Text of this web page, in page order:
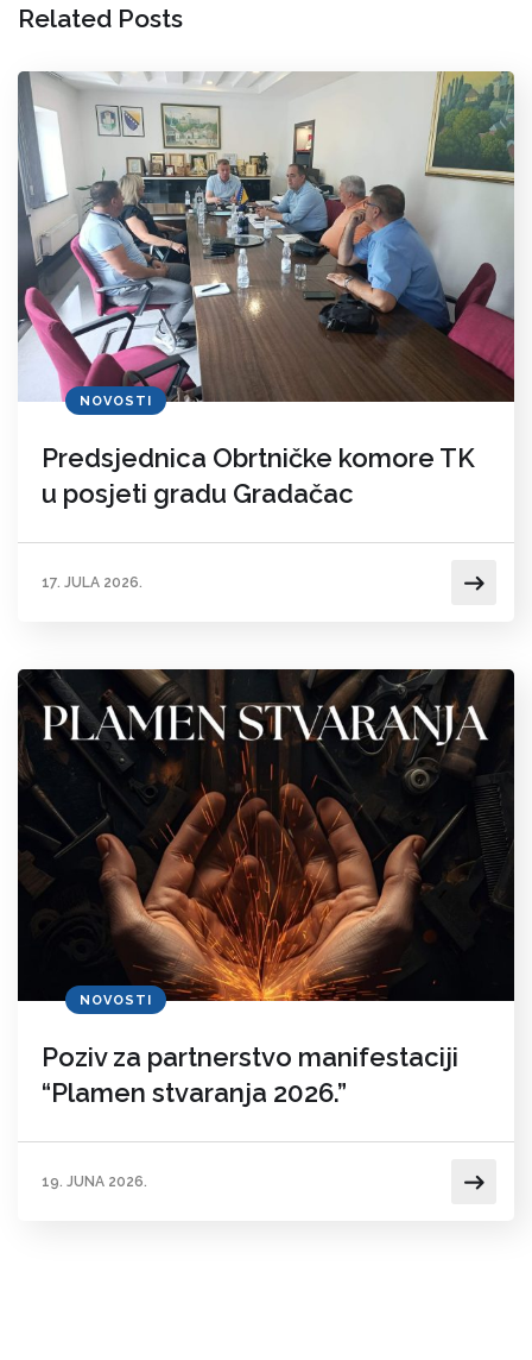
Related Posts
NOVOSTI
Predsjednica Obrtničke komore TK
u posjeti gradu Gradačac
17. JULA 2026.
NOVOSTI
Poziv za partnerstvo manifestaciji
“Plamen stvaranja 2026.”
19. JUNA 2026.